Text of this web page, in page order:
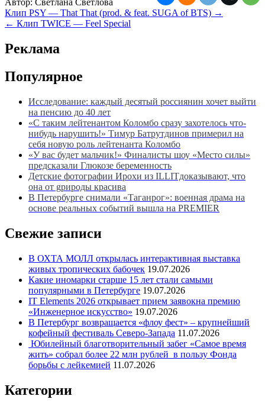
Автор: Светлана Светлова
Навигация
по
записям
Клип PSY — That That (prod. & feat. SUGA of BTS) →
← Клип TWICE — Feel Special
Реклама
Популярное
Исследование: каждый десятый россиянин хочет выйти
на пенсию до 40 лет
«С таким лейтенантом Коломбо сразу захотелось что-
нибудь нарушить!» Тимур Батрутдинов примерил на
себя новую роль лейтенанта Коломбо
«У вас будет мальчик!» Финалисты шоу «Место силы»
предсказали Глюкозе беременность
Детские фотографии Ирохи из ILLITдоказывают, что
она от gрироды красива
В Петербурге снимали «Таганрог»: военная драма на
основе реальных событий вышла на PREMIER
Свежие записи
В ОХТА МОЛЛ открылась интерактивная выставка
живых тропических бабочек 19.07.2026
Какие иномарки старше 15 лет стали самыми
популярными в Петербурге 19.07.2026
IT Elements 2026 открывает прием заявокна премию
«Инженерное искусство» 19.07.2026
В Петербург возвращается «флоу фест» – крупнейший
кофейный фестиваль Северо-Запада 11.07.2026
Юбилейный благотворительный забег «Самое время
жить» собрал более 22 млн рублей в пользу Фонда
борьбы с лейкемией 11.07.2026
Категории